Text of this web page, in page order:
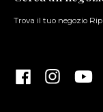
Trova il tuo negozio